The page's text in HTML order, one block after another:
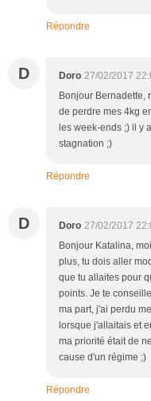
Répondre
D Doro 27/02/2017
Bonjour Bernadette,
de perdre mes 4kg
les week-ends ;) il y
stagnation ;)
Répondre
D Doro 27/02/2017
Bonjour Katalina,
plus, tu dois aller
que tu allaites pour
points. Je te
ma part, j'ai perdu
lorsque j'allaitais et
ma priorité était de
cause d'un régime ;)
Répondre